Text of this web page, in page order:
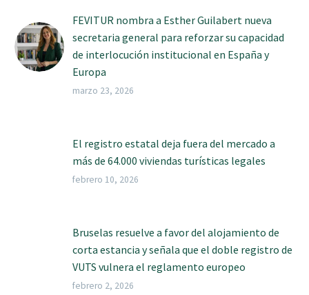
FEVITUR nombra a Esther Guilabert nueva
secretaria general para reforzar su capacidad
de interlocución institucional en España y
Europa
marzo 23, 2026
El registro estatal deja fuera del mercado a
más de 64.000 viviendas turísticas legales
febrero 10, 2026
Bruselas resuelve a favor del alojamiento de
corta estancia y señala que el doble registro de
VUTS vulnera el reglamento europeo
febrero 2, 2026